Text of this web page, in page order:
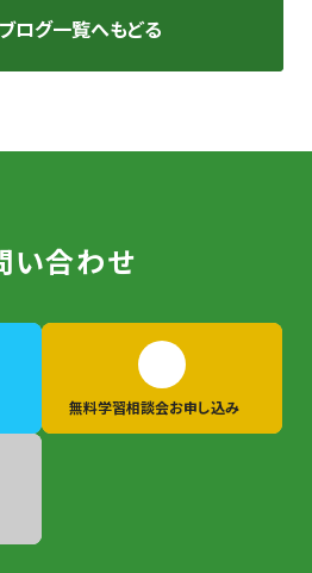
ログ一覧へもどる
い合わせ
無料学習相談会お申し込み